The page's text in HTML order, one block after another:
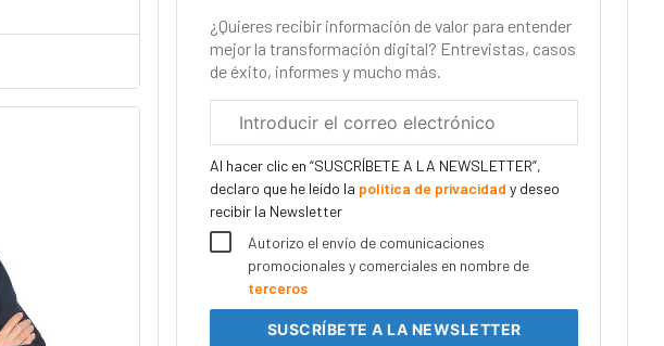
¿Quieres recibir información de valor para entender
mejor la transformación digital? Entrevistas, casos
de éxito, informes y mucho más.
electrónico
Al hacer clic en “SUSCRÍBETE A LA NEWSLETTER”,
declaro que he leído la política de privacidady deseo
recibir la Newsletter
Autorizo el envío de comunicaciones
promocionales y comerciales en nombre de
terceros
SUSCRÍBETEA LA NEWSLETTER